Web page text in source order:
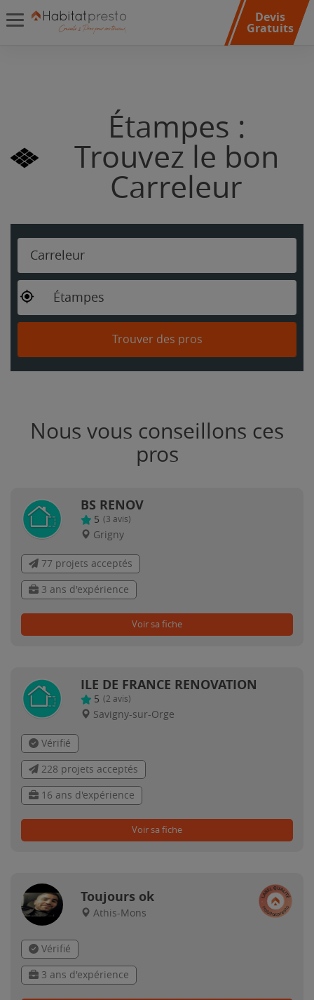
Devis
Gratuits
Étampes :
Trouvez le bon
Carreleur
Carreleur
Étampes
Trouver des pros
Nous vous conseillons ces
pros
BS RENOV
5 (3 avis)
Grigny
77 projets acceptés
3 ans d'expérience
Voir sa fiche
ILE DE FRANCE RENOVATION
5 (2 avis)
Savigny-sur-Orge
Vérifié
228 projets acceptés
16 ans d'expérience
Voir sa fiche
Toujours ok
Athis-Mons
Vérifié
3 ans d'expérience